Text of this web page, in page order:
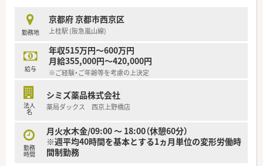
的に学ぶ姿勢がある方なら大歓迎しています。
【法人特徴について】
■近畿地方を中心に複数店舗を展開しており、重度の障害を持つ
子どもたちとその家族を支える理念を掲げています。
■小児在宅医療に特化した専門性の高い調剤薬局を目指して、地
域社会に貢献するための様々な取り組みを行います。
小児在宅業務をメインに深く担当しています。
■完全週休2日制を採用しており、一般社員であれば日曜日と祝
日に加えて平日の1日が休みとなります。
■残業はほとんど発生しない環境であり、早番や中番、遅番を組
勤務地
京都府 京都市西京区
上桂駅 (阪急嵐山線)
給与
年収515万円～600万円
月給355,000円～420,000円
※ご経験・ご年齢等を考慮の上決定
法人
名
シミズ薬品株式会社
薬局ダックス 西京上野橋店
勤務
時間
月火水木金/09:00 ～ 18:00（休憩60分）
※週平均40時間を基本とする1ヵ月単位の変形労働時
間制勤務